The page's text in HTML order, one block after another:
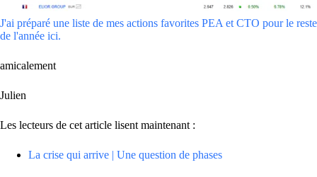
J'ai préparé une liste de mes actions favorites PEA et CTO pour le reste
de l'année ici.
amicalement
Julien
Les lecteurs de cet article lisent maintenant :
La crise qui arrive | Une question de phases